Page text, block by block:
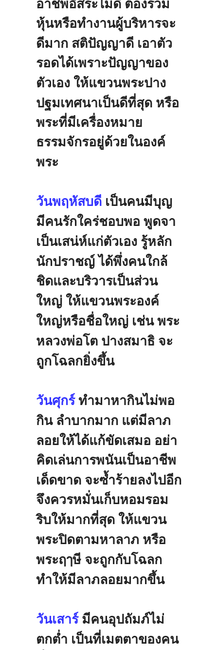
อาชีพอิสระไม่ดี ต้องร่วม
หุ้นหรือทำงานผู้บริหารจะ
ดีมาก สติปัญญาดี เอาตัว
รอดได้เพราะปัญญาของ
ตัวเอง ให้แขวนพระปาง
ปฐมเทศนาเป็นดีที่สุด หรือ
พระที่มีเครื่องหมาย
ธรรมจักรอยู่ด้วยในองค์
พระ
วันพฤหัสบดี เป็นคนมีบุญ
มีคนรักใคร่ชอบพอ พูดจา
เป็นเสน่ห์แก่ตัวเอง รู้หลัก
นักปราชญ์ ได้พึ่งคนใกล้
ชิดและบริวารเป็นส่วน
ใหญ่ ให้แขวนพระองค์
ใหญ่หรือชื่อใหญ่ เช่น พระ
หลวงพ่อโต ปางสมาธิ จะ
ถูกโฉลกยิ่งขึ้น
วันศุกร์ ทำมาหากินไม่พอ
กิน ลำบากมาก แต่มีลาภ
ลอยให้ได้แก้ขัดเสมอ อย่า
คิดเล่นการพนันเป็นอาชีพ
เด็ดขาด จะซ้ำร้ายลงไปอีก
จึงควรหมั่นเก็บหอมรอม
ริบให้มากที่สุด ให้แขวน
พระปิดตามหาลาภ หรือ
พระฤๅษี จะถูกกับโฉลก
ทำให้มีลาภลอยมากขึ้น
วันเสาร์ มีคนอุปถัมภ์ไม่
ตกต่ำ เป็นที่เมตตาของคน